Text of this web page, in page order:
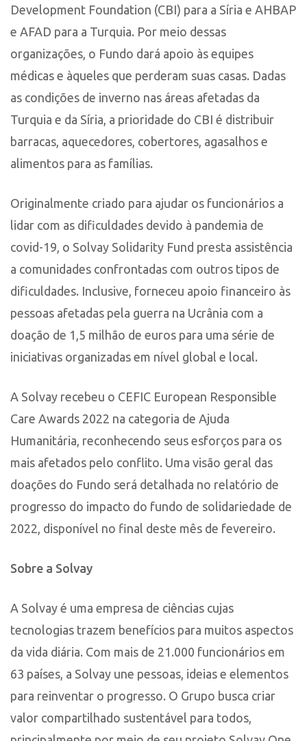
Development Foundation (CBI) para a Síria e AHBAP
e AFAD para a Turquia. Por meio dessas
organizações, o Fundo dará apoio às equipes
médicas e àqueles que perderam suas casas. Dadas
as condições de inverno nas áreas afetadas da
Turquia e da Síria, a prioridade do CBI é distribuir
barracas, aquecedores, cobertores, agasalhos e
alimentos para as famílias.
Originalmente criado para ajudar os funcionários a
lidar com as dificuldades devido à pandemia de
covid-19, o Solvay Solidarity Fund presta assistência
a comunidades confrontadas com outros tipos de
dificuldades. Inclusive, forneceu apoio financeiro às
pessoas afetadas pela guerra na Ucrânia com a
doação de 1,5 milhão de euros para uma série de
iniciativas organizadas em nível global e local.
A Solvay recebeu o CEFIC European Responsible
Care Awards 2022 na categoria de Ajuda
Humanitária, reconhecendo seus esforços para os
mais afetados pelo conflito. Uma visão geral das
doações do Fundo será detalhada no relatório de
progresso do impacto do fundo de solidariedade de
2022, disponível no final deste mês de fevereiro.
Sobre a Solvay
A Solvay é uma empresa de ciências cujas
tecnologias trazem benefícios para muitos aspectos
da vida diária. Com mais de 21.000 funcionários em
63 países, a Solvay une pessoas, ideias e elementos
para reinventar o progresso. O Grupo busca criar
valor compartilhado sustentável para todos,